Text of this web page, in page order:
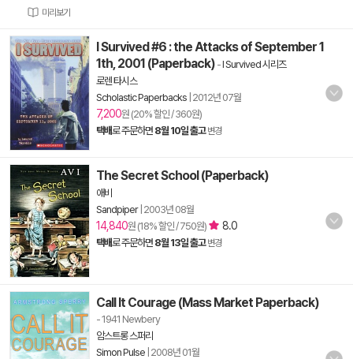
미리보기
I Survived #6 : the Attacks of September 1
1th, 2001 (Paperback) -I Survived 시리즈
로렌 타시스
Scholastic Paperbacks 2012년 07월
7,200원 (20% 할인 / 360원)
택배로 주문하면 8월 10일 출고 변경
The Secret School (Paperback)
애비
Sandpiper| 2003년 08월
14,840원 (18% 할인 / 750원) 8.0
택배로 주문하면 8월 13일 출고 변경
Call It Courage (Mass Market Paperback)
- 1941 Newbery
암스트롱 스퍼리
Simon Pulse 2008년 01월